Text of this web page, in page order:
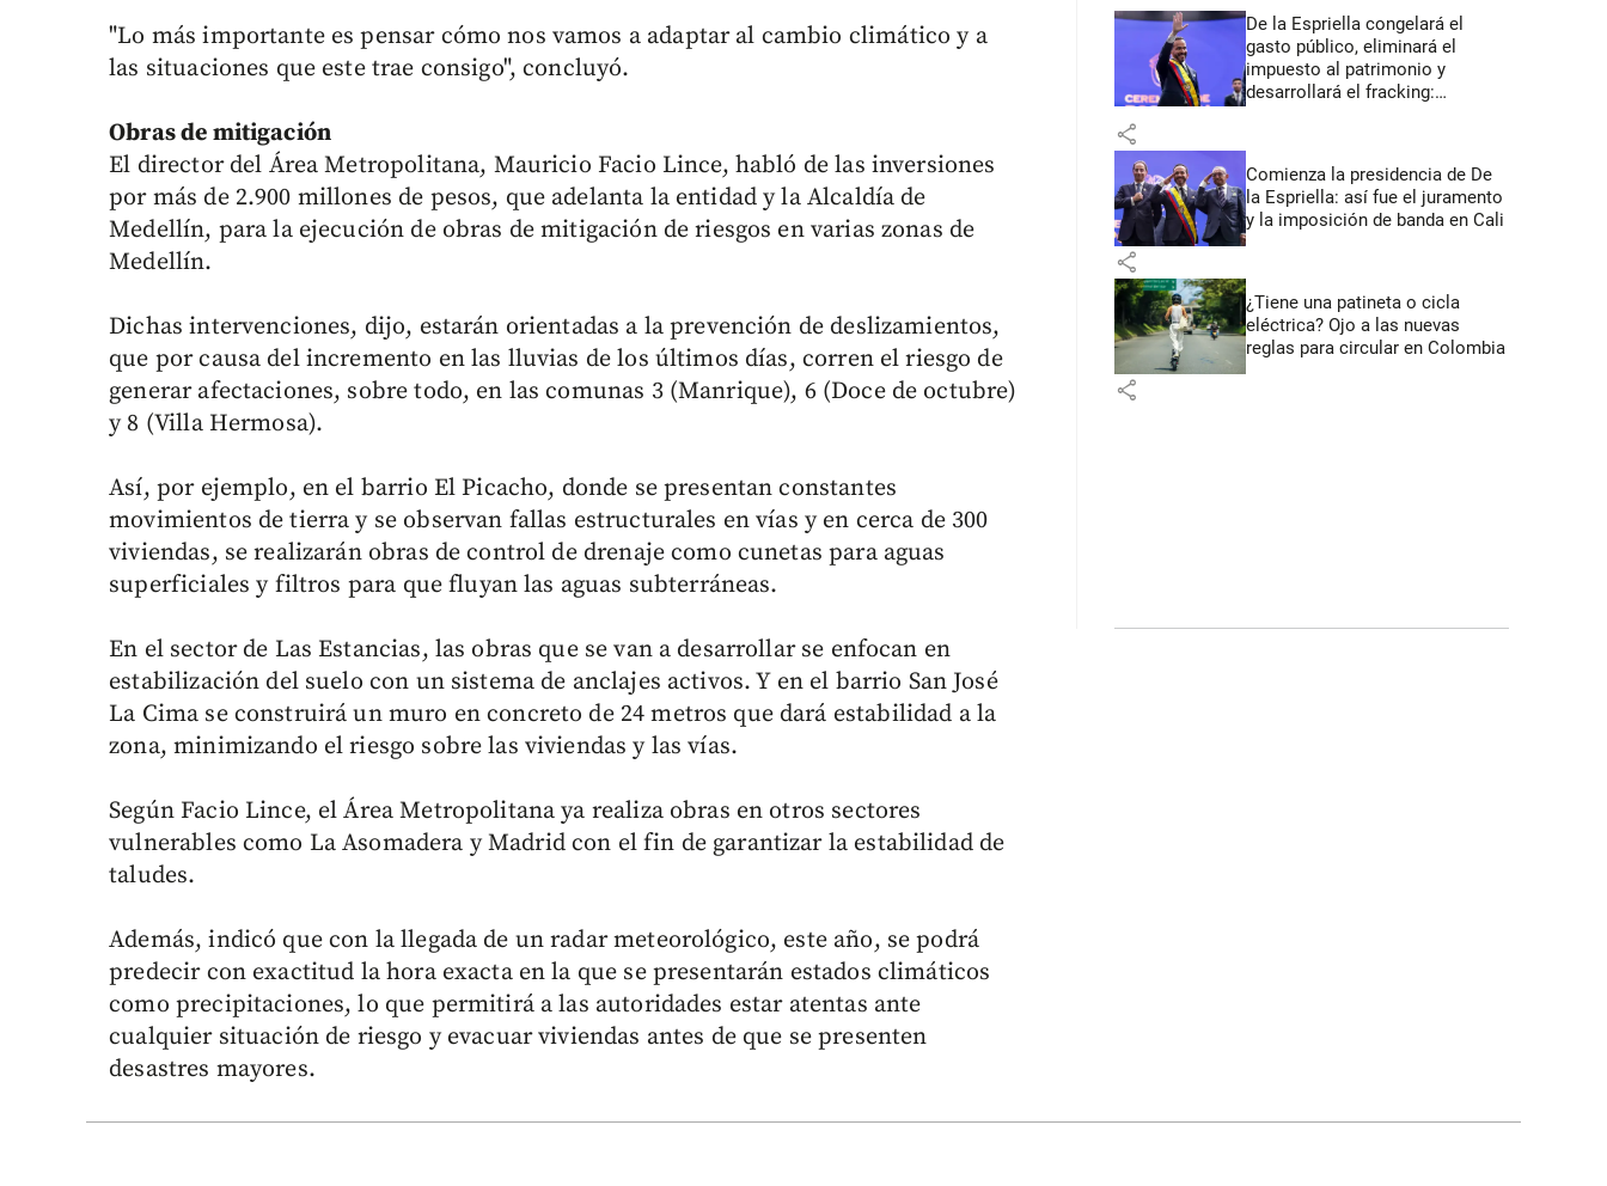
"Lo más importante es pensar cómo nos vamos a adaptar al cambio climático y a
las situaciones que este trae consigo", concluyó.
Obras de mitigación
El director del Área Metropolitana, Mauricio Facio Lince, habló de las inversiones
por más de 2.900 millones de pesos, que adelanta la entidad y la Alcaldía de
Medellín, para la ejecución de obras de mitigación de riesgos en varias zonas de
Medellín.
Dichas intervenciones, dijo, estarán orientadas a la prevención de deslizamientos,
que por causa del incremento en las lluvias de los últimos días, corren el riesgo de
generar afectaciones, sobre todo, en las comunas 3 (Manrique), 6 (Doce de octubre)
y 8 (Villa Hermosa).
Así, por ejemplo, en el barrio El Picacho, donde se presentan constantes
movimientos de tierra y se observan fallas estructurales en vías y en cerca de 300
viviendas, se realizarán obras de control de drenaje como cunetas para aguas
superficiales y filtros para que fluyan las aguas subterráneas.
En el sector de Las Estancias, las obras que se van a desarrollar se enfocan en
estabilización del suelo con un sistema de anclajes activos. Y en el barrio San José
La Cima se construirá un muro en concreto de 24 metros que dará estabilidad a la
zona, minimizando el riesgo sobre las viviendas y las vías.
Según Facio Lince, el Área Metropolitana ya realiza obras en otros sectores
vulnerables como La Asomadera y Madrid con el fin de garantizar la estabilidad de
taludes.
Además, indicó que con la llegada de un radar meteorológico, este año, se podrá
predecir con exactitud la hora exacta en la que se presentarán estados climáticos
como precipitaciones, lo que permitirá a las autoridades estar atentas ante
cualquier situación de riesgo y evacuar viviendas antes de que se presenten
desastres mayores.
De la Espriella congelará el
gasto público, eliminará el
impuesto al patrimonio y
desarrollará el fracking:
share
Comienza la presidencia de De
la Espriella: así fue el juramento
y la imposición de banda en Cali
share
¿Tiene una patineta o cicla
eléctrica? Ojo a las nuevas
reglas para circular en Colombia
share